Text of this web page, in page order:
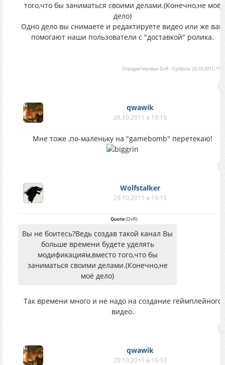
того,что бы заниматься своими делами.(Конечно,не моё
дело)
Одно дело вы снимаете и редактируете видео или же вам
помогают наши пользователи с "доставкой" ролика.
Отредактировал DvR -Суббота, 29.10.2011,
qwawik
29.10.2011 в 19:10
Мне тоже ,по-маленьку на "gamebomb" перетекаю!
Wolfstalker
29.10.2011 в 19:15
Quote(DvR)
Вы не боитесь?Ведь создав такой канал Вы
больше времени будете уделять
модификациям,вместо того,что бы
заниматься своими делами.(Конечно,не
моё дело)
Так времени много и не надо на создание геймплейного
видео.
qwawik
29.10.2011 в 19:33